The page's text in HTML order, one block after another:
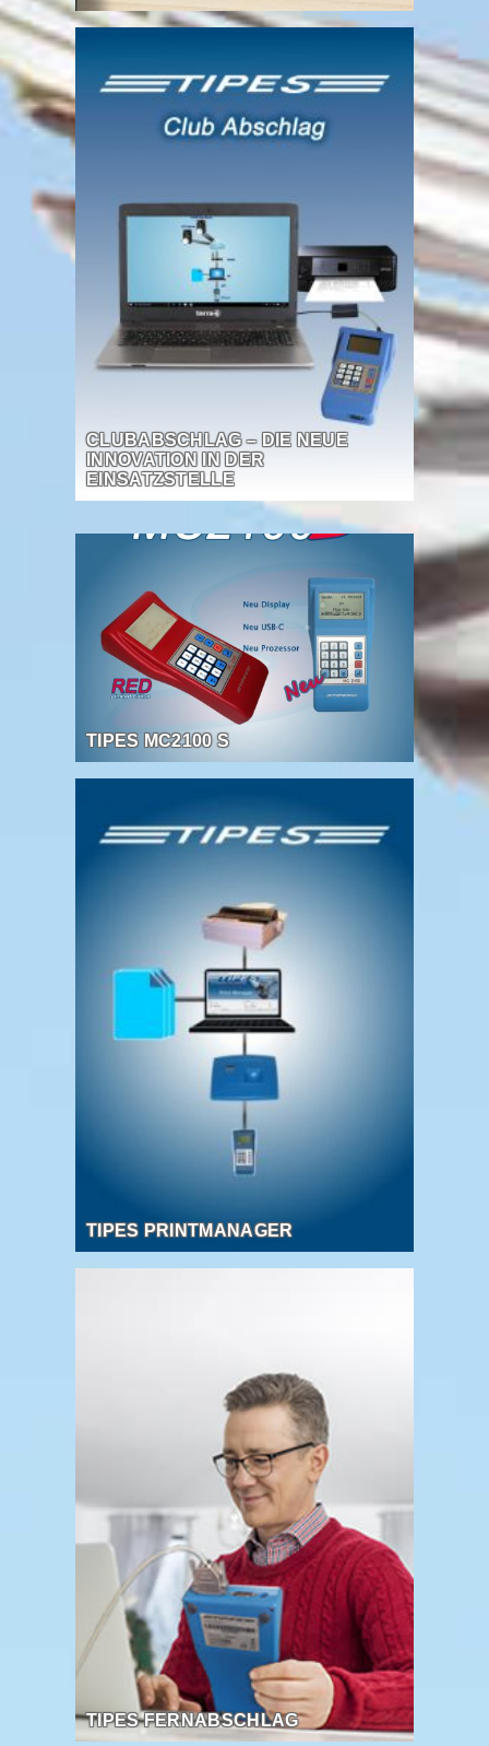
CLUBABSCHLAG – DIE NEUE
INNOVATION IN DER
EINSATZSTELLE
TIPES MC2100 S
TIPES PRINTMANAGER
TIPES FERNABSCHLAG